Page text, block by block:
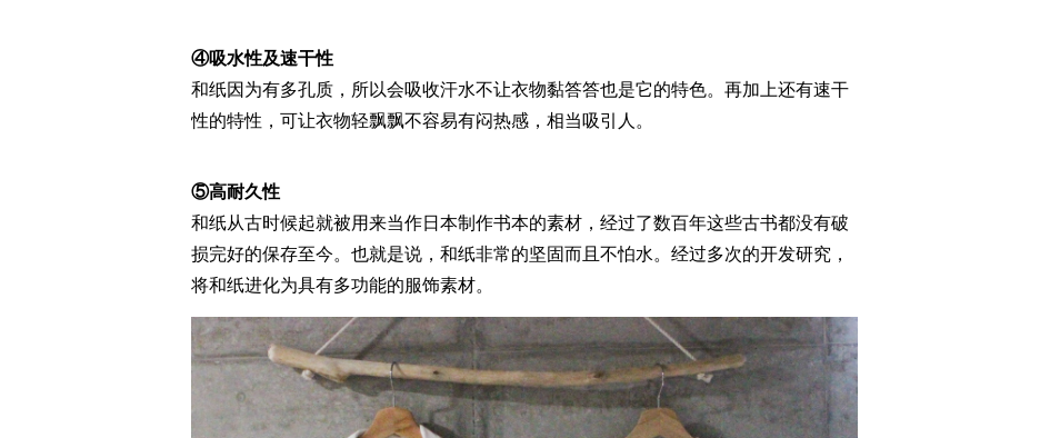
④吸水性及速干性
和纸因为有多孔质，所以会吸收汗水不让衣物黏答答也是它的特色。再加上还有速干
性的特性，可让衣物轻飘飘不容易有闷热感，相当吸引人。
⑤高耐久性
和纸从古时候起就被用来当作日本制作书本的素材，经过了数百年这些古书都没有破
损完好的保存至今。也就是说，和纸非常的坚固而且不怕水。经过多次的开发研究，
将和纸进化为具有多功能的服饰素材。